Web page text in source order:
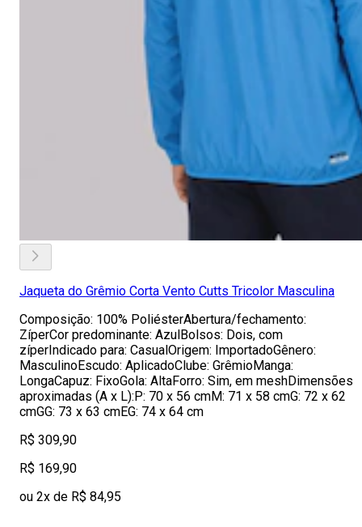
Jaqueta do Grêmio Corta Vento Cutts Tricolor Masculina
Composição: 100% PoliésterAbertura/fechamento:
ZíperCor predominante: AzulBolsos: Dois, com
zíperIndicado para: CasualOrigem: ImportadoGênero:
MasculinoEscudo: AplicadoClube: GrêmioManga:
LongaCapuz: FixoGola: AltaForro: Sim, em meshDimensões
aproximadas (A x L):P: 70 x 56 cmM: 71 x 58 cmG: 72 x 62
cmGG: 73 x 63 cmEG: 74 x 64 cm
R$ 309,90
R$ 169,90
ou 2x de R$ 84,95